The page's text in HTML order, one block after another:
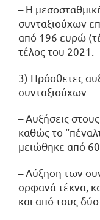
– Η
συνταξιούχων
από 196 ευρώ
τέλος του 2021.
3) Πρόσθετες
συνταξιούχων
– Αυξήσεις
καθώς το
μειώθηκε από
– Αύξηση των
ορφανά τέκνα,
και από τους